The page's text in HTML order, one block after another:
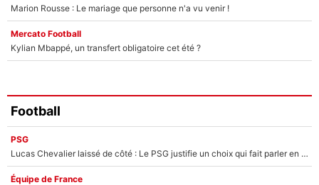
Marion Rousse : Le mariage que personne n'a vu venir !
Mercato Football
Kylian Mbappé, un transfert obligatoire cet été ?
Football
PSG
Lucas Chevalier laissé de côté : Le PSG justifie un choix qui fait parler en plein mercato
Équipe de France